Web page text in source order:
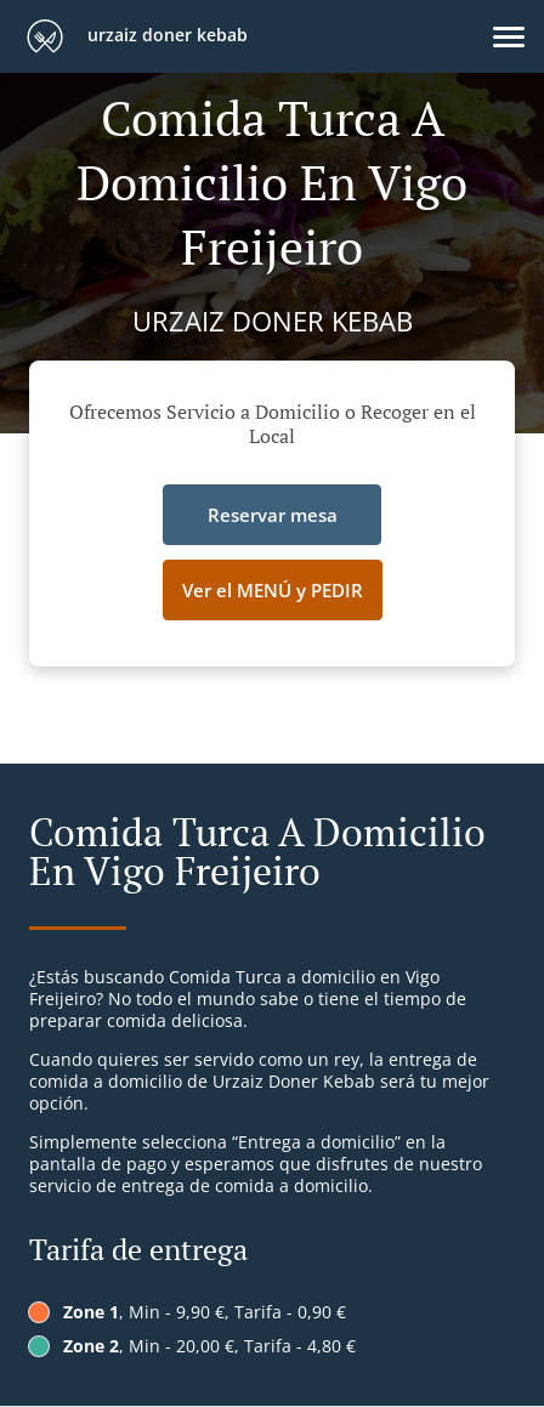
urzaiz doner kebab
Comida Turca A
Domicilio En Vigo
Freijeiro
URZAIZ DONER KEBAB
Ofrecemos Servicio a Domicilio o Recoger en el
Local
Reservar mesa
Ver el MENÚ y PEDIR
Comida Turca A Domicilio
En Vigo Freijeiro
¿Estás buscando Comida Turca a domicilio en Vigo
Freijeiro? No todo el mundo sabe o tiene el tiempo de
preparar comida deliciosa.
Cuando quieres ser servido como un rey, la entrega de
comida a domicilio de Urzaiz Doner Kebab será tu mejor
opción.
Simplemente selecciona “Entrega a domicilio” en la
pantalla de pago y esperamos que disfrutes de nuestro
servicio de entrega de comida a domicilio.
Tarifa de entrega
Zone 1, Min - 9,90 €, Tarifa - 0,90 €
Zone 2, Min - 20,00 €, Tarifa - 4,80 €